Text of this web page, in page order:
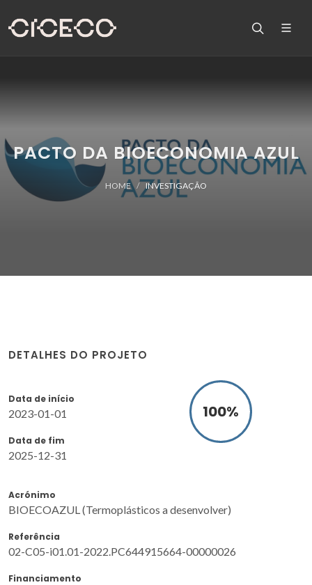
PACTO DA BIOECONOMIA AZUL
HOME INVESTIGAÇÃO
DETALHES DO PROJETO
Data de início
2023-01-01
Data de fim
2025-12-31
100%
Acrónimo
BIOECOAZUL (Termoplásticos a desenvolver)
Referência
02-C05-i01.01-2022.PC644915664-00000026
Financiamento